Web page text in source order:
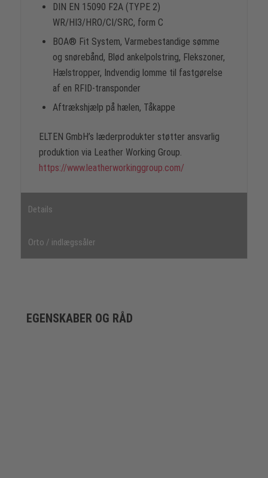
DIN EN 15090 F2A (TYPE 2)
WR/HI3/HRO/CI/SRC, form C
BOA® Fit System, Varmebestandige sømme
og snørebånd, Blød ankelpolstring, Flekszoner,
Hælstropper, Indvendig lomme til fastgørelse
af en RFID-transponder
Aftrækshjælp på hælen, Tåkappe
ELTEN GmbH’s læderprodukter støtter ansvarlig
produktion via Leather Working Group.
https://www.leatherworkinggroup.com/
Details
Orto / indlægssåler
EGENSKABER OG RÅD